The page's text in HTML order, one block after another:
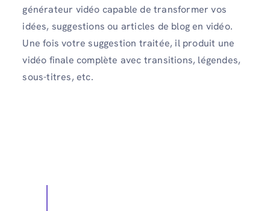
générateur vidéo capable de transformer vos
idées, suggestions ou articles de blog en vidéo.
Une fois votre suggestion traitée, il produit une
vidéo finale complète avec transitions, légendes,
sous-titres, etc.